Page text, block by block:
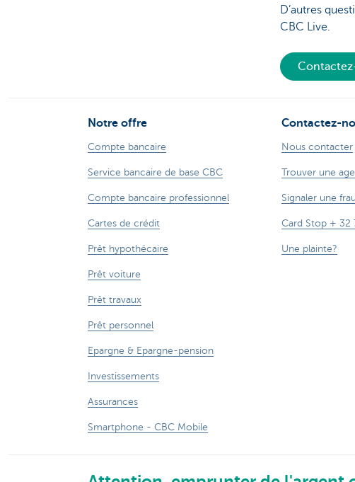
D’autres
CBC Live.
Notre offre
Compte bancaire
Service bancaire de base CBC
Compte bancaire professionnel
Cartes de crédit
Prêt hypothécaire
Prêt voiture
Prêt travaux
Prêt personnel
Epargne & Epargne-pension
Investissements
Assurances
Smartphone - CBC Mobile
Contactez-
Nous contacter
Trouver une
Signaler une
Card Stop + 32
Une plainte?